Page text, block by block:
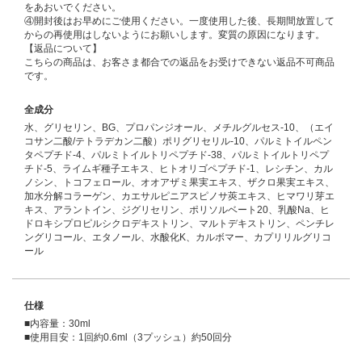
をあおいでください。
④開封後はお早めにご使用ください。一度使用した後、長期間放置して
からの再使用はしないようにお願いします。変質の原因になります。
【返品について】
こちらの商品は、お客さま都合での返品をお受けできない返品不可商品
です。
全成分
水、グリセリン、BG、プロパンジオール、メチルグルセス-10、（エイ
コサン二酸/テトラデカン二酸）ポリグリセリル-10、パルミトイルペン
タペプチド-4、パルミトイルトリペプチド-38、パルミトイルトリペプ
チド-5、ライムギ種子エキス、ヒトオリゴペプチド-1、レシチン、カル
ノシン、トコフェロール、オオアザミ果実エキス、ザクロ果実エキス、
加水分解コラーゲン、カエサルピニアスピノサ莢エキス、ヒマワリ芽エ
キス、アラントイン、ジグリセリン、ポリソルベート20、乳酸Na、ヒ
ドロキシプロピルシクロデキストリン、マルトデキストリン、ペンチレ
ングリコール、エタノール、水酸化K、カルボマー、カプリリルグリコ
ール
仕様
■内容量：30ml
■使用目安：1回約0.6ml（3プッシュ）約50回分